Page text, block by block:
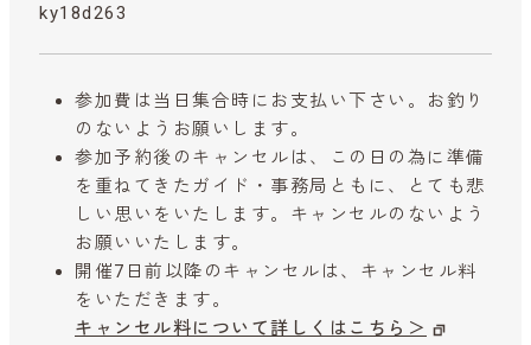
ky18d263
参加費は当日集合時にお支払い下さい。お釣り
のないようお願いします。
参加予約後のキャンセルは、この日の為に準備
を重ねてきたガイド・事務局ともに、とても悲
しい思いをいたします。キャンセルのないよう
お願いいたします。
開催7日前以降のキャンセルは、キャンセル料
をいただきます。
キャンセル料について詳しくはこちら＞